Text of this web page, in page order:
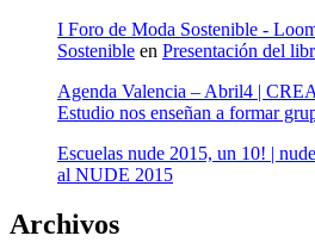
I Foro de Moda Sostenible -
Sostenible en Presentación del
Agenda Valencia – Abril4 |
Estudio nos enseñan a formar
Escuelas nude 2015, un 10! |
al NUDE 2015
Archivos